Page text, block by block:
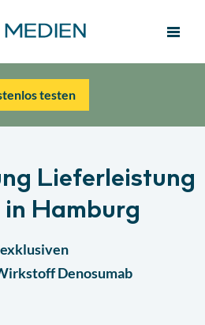
testen
Lieferleistung
Hamburg
Denosumab